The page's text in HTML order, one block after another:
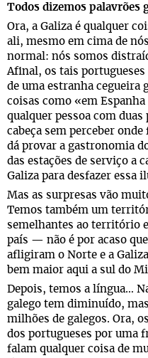
Todos dizemos palavrões
Ora, a Galiza é qualquer
ali, mesmo em cima de
normal: nós somos
Afinal, os tais portugueses
de uma estranha cegueira
coisas como «em
qualquer pessoa com duas
cabeça sem perceber
dá provar a gastronomia
das estações de serviço a
Galiza para desfazer essa
Mas as surpresas vão
Temos também um
semelhantes ao território
país — não é por acaso
afligiram o Norte e a
bem maior aqui a sul do
Depois, temos a língua…
galego tem diminuído,
milhões de galegos. Ora,
dos portugueses por uma
falam qualquer coisa de